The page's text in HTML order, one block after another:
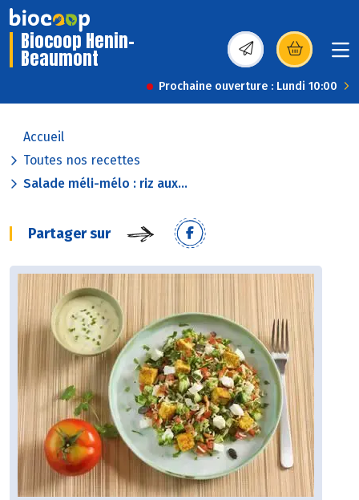
Biocoop Henin-
Beaumont (s’ouvre dans une
Prochaine ouverture : Lundi 10:00
Accueil
Toutes nos recettes
Salade méli-mélo : riz aux...
Partager sur